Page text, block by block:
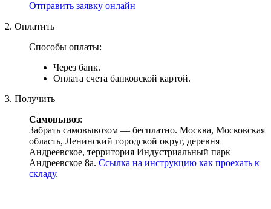
Отправить заявку онлайн
2. Оплатить
Способы оплаты:
Через банк.
Оплата счета банковской картой.
3. Получить
Самовывоз:
Забрать самовывозом — бесплатно. Москва, Московская
область, Ленинский городской округ, деревня
Андреевское, территория Индустриальный парк
Андреевское 8а. Ссылка на инструкцию как проехать к
складу.